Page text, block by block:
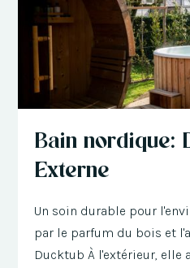
Bain nordique:
Externe
Un soin durable pour
par le parfum du bois et
Ducktub À l'extérieur, elle